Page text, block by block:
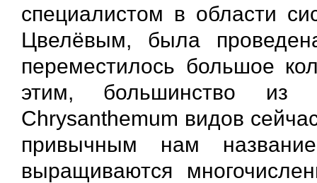
специалистом в области
Цвелёвым, была
переместилось большое
этим, большинство из
Chrysanthemum видов
привычным нам
выращиваются